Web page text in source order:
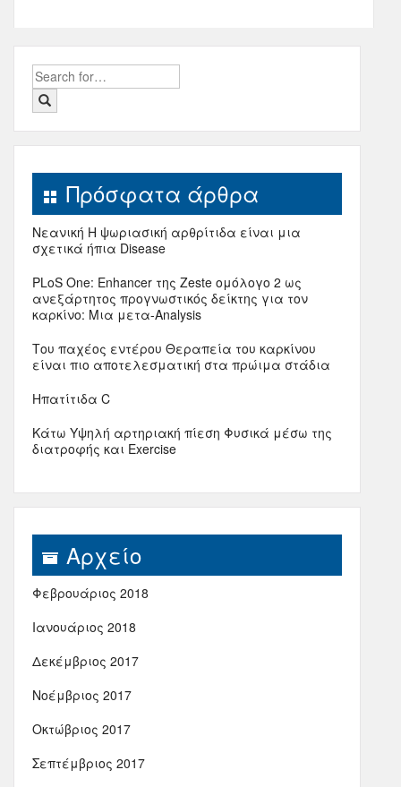
Search
for:
Πρόσφατα άρθρα
Νεανική Η ψωριασική αρθρίτιδα είναι μια
σχετικά ήπια Disease
PLoS One: Enhancer της Zeste ομόλογο 2 ως
ανεξάρτητος προγνωστικός δείκτης για τον
καρκίνο: Μια μετα-Analysis
Του παχέος εντέρου Θεραπεία του καρκίνου
είναι πιο αποτελεσματική στα πρώιμα στάδια
Ηπατίτιδα C
Κάτω Υψηλή αρτηριακή πίεση Φυσικά μέσω της
διατροφής και Exercise
Αρχείο
Φεβρουάριος 2018
Ιανουάριος 2018
Δεκέμβριος 2017
Νοέμβριος 2017
Οκτώβριος 2017
Σεπτέμβριος 2017